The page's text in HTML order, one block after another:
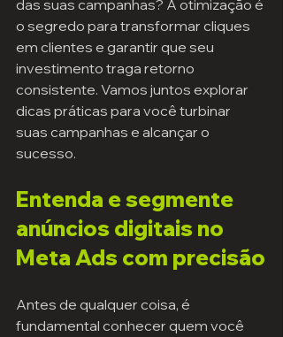
das suas campanhas? A otimização é
o segredo para transformar cliques
em clientes e garantir que seu
investimento traga retorno
consistente. Vamos juntos explorar
dicas práticas para você turbinar
suas campanhas e alcançar o
sucesso.
Entenda e segmente
anúncios digitais no
Meta Ads com precisão
Antes de qualquer coisa, é
fundamental conhecer quem você